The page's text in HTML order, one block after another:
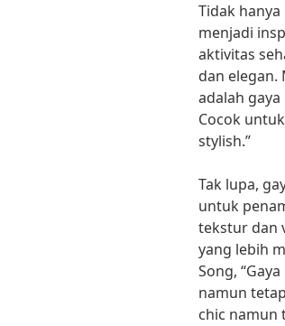
Tidak
menjadi
aktivitas
dan elegan.
adalah
Cocok
stylish.”
Tak lupa,
untuk
tekstur dan
yang lebih
Song,
namun
chic namun